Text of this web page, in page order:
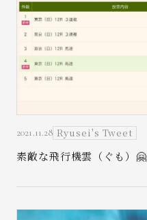
2021.11.28 Ryusei's Tweet
素敵な飛行機雲（ぐも）🤗